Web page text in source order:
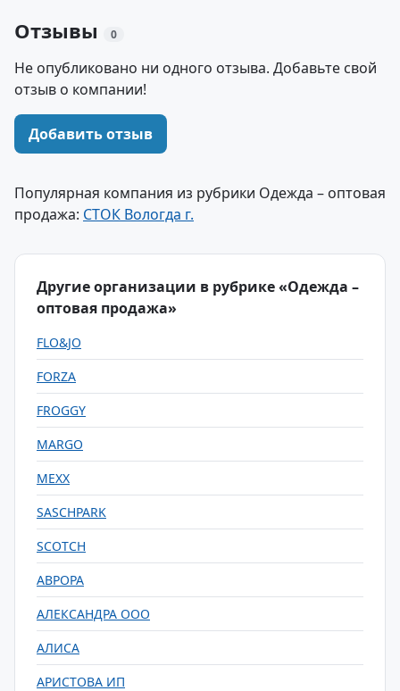
Отзывы 0
Не опубликовано ни одного отзыва. Добавьте свой
отзыв о компании!
Добавить отзыв
Популярная компания из рубрики Одежда – оптовая
продажа: СТОК Вологда г.
Другие организации в рубрике «Одежда –
оптовая продажа»
FLO&JO
FORZA
FROGGY
MARGO
MEXX
SASCHPARK
SCOTCH
АВРОРА
АЛЕКСАНДРА ООО
АЛИСА
АРИСТОВА ИП